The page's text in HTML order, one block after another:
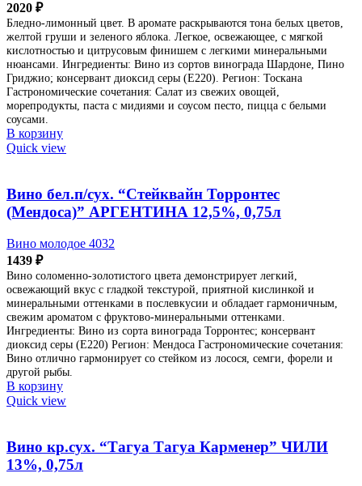
2020 ₽
Бледно-лимонный цвет. В аромате раскрываются тона белых цветов,
желтой груши и зеленого яблока. Легкое, освежающее, с мягкой
кислотностью и цитрусовым финишем с легкими минеральными
нюансами. Ингредиенты: Вино из сортов винограда Шардоне, Пино
Гриджио; консервант диоксид серы (Е220). Регион: Тоскана
Гастрономические сочетания: Салат из свежих овощей,
морепродукты, паста с мидиями и соусом песто, пицца с белыми
соусами.
В корзину
Quick view
Вино бел.п/сух. “Стейквайн Торронтес
(Мендоса)” АРГЕНТИНА 12,5%, 0,75л
Вино молодое 4032
1439 ₽
Вино соломенно-золотистого цвета демонстрирует легкий,
освежающий вкус с гладкой текстурой, приятной кислинкой и
минеральными оттенками в послевкусии и обладает гармоничным,
свежим ароматом с фруктово-минеральными оттенками.
Ингредиенты: Вино из сорта винограда Торронтес; консервант
диоксид серы (Е220) Регион: Мендоса Гастрономические сочетания:
Вино отлично гармонирует со стейком из лосося, семги, форели и
другой рыбы.
В корзину
Quick view
Вино кр.сух. “Тагуа Тагуа Карменер” ЧИЛИ
13%, 0,75л